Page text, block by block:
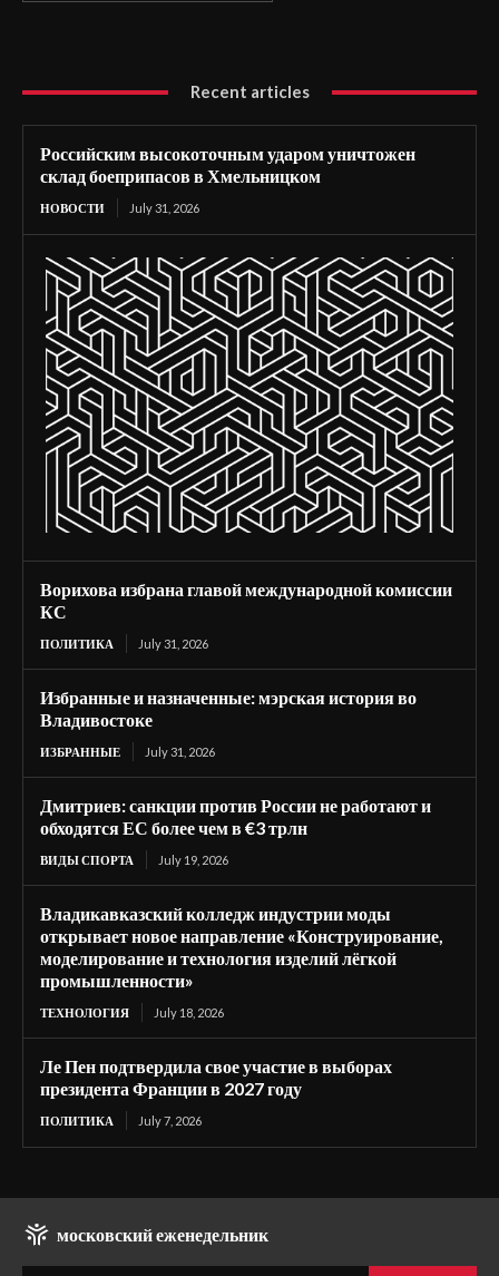
Recent articles
Российским высокоточным ударом уничтожен
склад боеприпасов в Хмельницком
НОВОСТИ July 31, 2026
Ворихова избрана главой международной комиссии
КС
ПОЛИТИКА July 31, 2026
Избранные и назначенные: мэрская история во
Владивостоке
ИЗБРАННЫЕ July 31, 2026
Дмитриев: санкции против России не работают и
обходятся ЕС более чем в €3 трлн
ВИДЫ СПОРТА July 19, 2026
Владикавказский колледж индустрии моды
открывает новое направление «Конструирование,
моделирование и технология изделий лёгкой
промышленности»
ТЕХНОЛОГИЯ July 18, 2026
Ле Пен подтвердила свое участие в выборах
президента Франции в 2027 году
ПОЛИТИКА July 7, 2026
московский еженедельник